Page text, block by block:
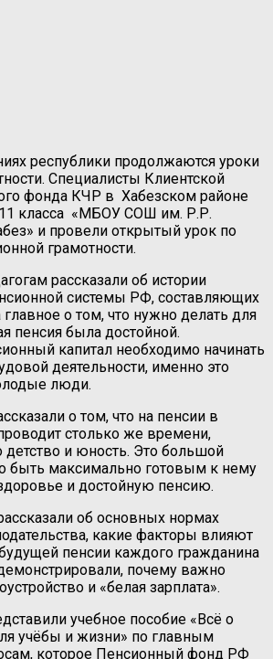
республики продолжаются уроки
Специалисты Клиентской
фонда КЧР в Хабезском районе
11 класса «МБОУ СОШ им. Р.Р.
и провели открытый урок по
грамотности.
рассказали об истории
системы РФ, составляющих
главное о том, что нужно делать для
пенсия была достойной.
капитал необходимо начинать
деятельности, именно это
люди.
о том, что на пенсии в
столько же времени,
детство и юность. Это большой
быть максимально готовым к нему
и достойную пенсию.
об основных нормах
какие факторы влияют
пенсии каждого гражданина
почему важно
и «белая зарплата».
учебное пособие «Всё о
учёбы и жизни» по главным
которое Пенсионный фонд РФ